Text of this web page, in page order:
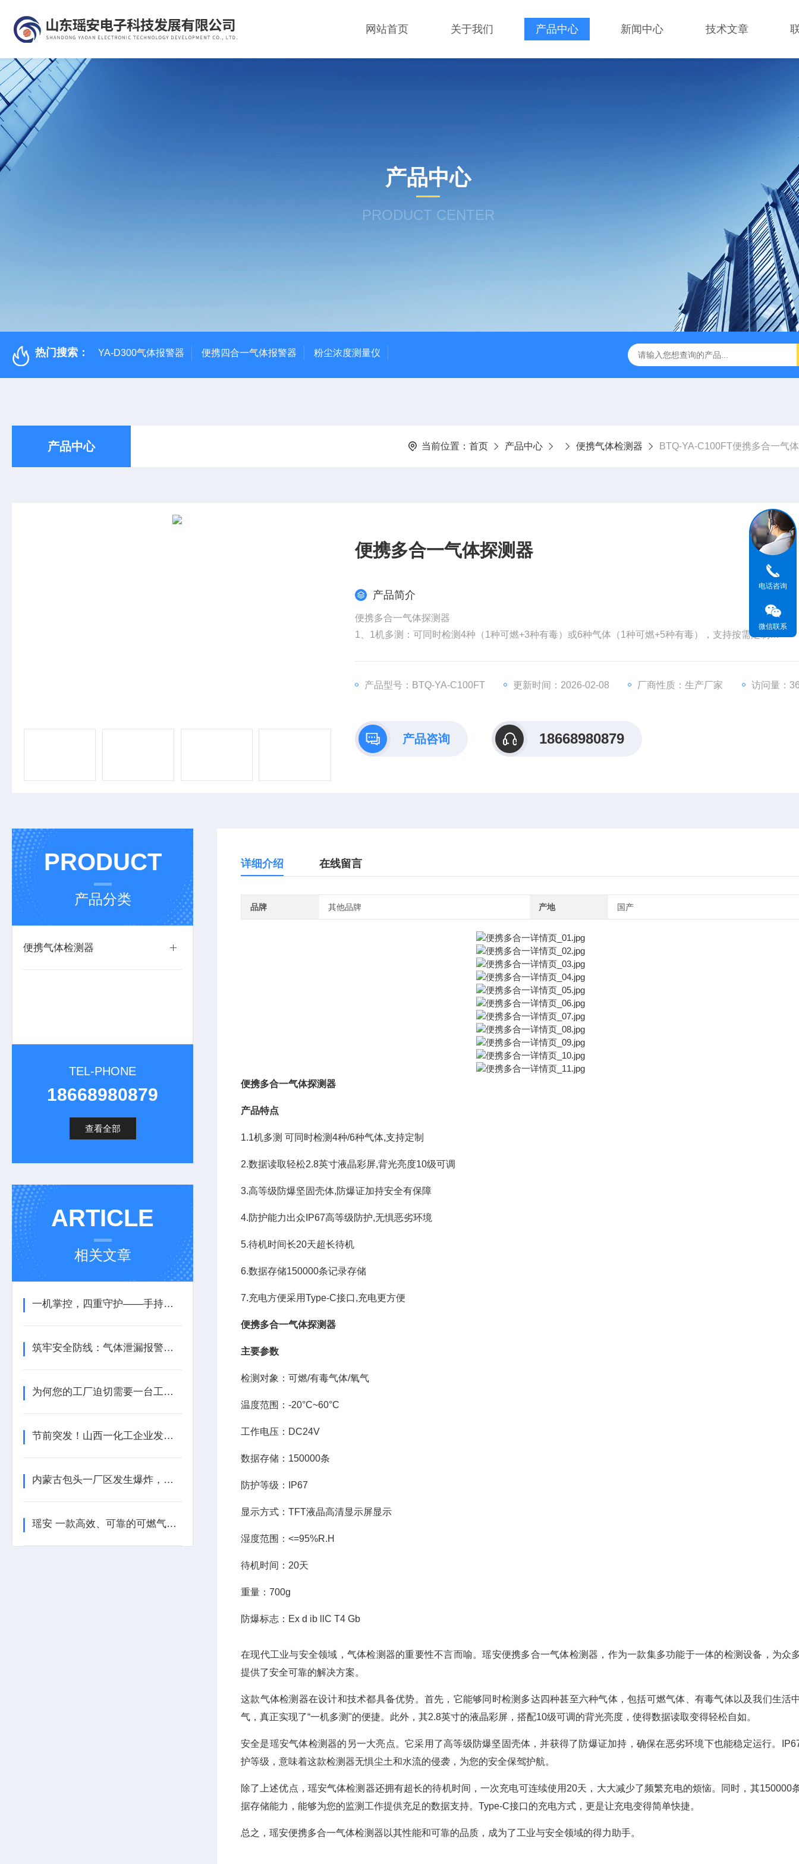
网站首页 关于我们 产品中心 新闻中心 技术文章
产品中心
PRODUCT CENTER
热门搜索： YA-D300气体报警器 便携四合一气体报警器 粉尘浓度测量仪
产品中心 当前位置： 首页 产品中心 便携气体检测器 BTQ-YA-C100FT便携多合一气
便携多合一气体探测器
产品简介
便携多合一气体探测器
1、1机多测：可同时检测4种（1种可燃+3种有毒）或6种气体（1种可燃+5种有毒），支持按需定制
3、高级别防爆：便携六合一气体检测器坚固壳体，防爆证
产品型号：BTQ-YA-C100FT 更新时间：2026-02-08 厂商性质：生产厂家 访问量：
产品咨询 18668980879
PRODUCT
产品分类
便携气体检测器
TEL-PHONE
18668980879
查看全部
ARTICLE
相关文章
一机掌控，四重守护——手持式四合一检测仪，让安全尽在“掌”握
筑牢安全防线：气体泄漏报警器如何重构风险防控新场景？
为何您的工厂迫切需要一台工业粉尘检测仪？
节前突发！山西一化工企业发生爆炸！
内蒙古包头一厂区发生爆炸，全区开展安全隐患大排查
瑶安 一款高效、可靠的可燃气体报警器
详细介绍 在线留言
品牌 其他品牌 产地 国产
便携多合一气体探测器
产品特点
1.1机多测 可同时检测4种/6种气体,支持定制
2.数据读取轻松2.8英寸液晶彩屏,背光亮度10级可调
3.高等级防爆坚固壳体,防爆证加持安全有保障
4.防护能力出众IP67高等级防护,无惧恶劣环境
5.待机时间长20天超长待机
6.数据存储150000条记录存储
7.充电方便采用Type-C接口,充电更方便
便携多合一气体探测器
主要参数
检测对象：可燃/有毒气体/氧气
温度范围：-20°C~60°C
工作电压：DC24V
数据存储：150000条
防护等级：IP67
显示方式：TFT液晶高清显示屏显示
湿度范围：<=95%R.H
待机时间：20天
重量：700g
防爆标志：Ex d ib llC T4 Gb
在现代工业与安全领域，气体检测器的重要性不言而喻。瑶安便携多合一气体检测器，作为一款集多功能于一体的检测设备，为众
提供了安全可靠的解决方案。
这款气体检测器在设计和技术都具备优势。首先，它能够同时检测多达四种甚至六种气体，包括可燃气体、有毒气体以及我们生活
气，真正实现了“一机多测"的便捷。此外，其2.8英寸的液晶彩屏，搭配10级可调的背光亮度，使得数据读取变得轻松自如。
安全是瑶安气体检测器的另一大亮点。它采用了高等级防爆坚固壳体，并获得了防爆证加持，确保在恶劣环境下也能稳定运行。
护等级，意味着这款检测器无惧尘土和水流的侵袭，为您的安全保驾护航。
除了上述优点，瑶安气体检测器还拥有超长的待机时间，一次充电可连续使用20天，大大减少了频繁充电的烦恼。同时，其150000
据存储能力，能够为您的监测工作提供充足的数据支持。Type-C接口的充电方式，更是让充电变得简单快捷。
总之，瑶安便携多合一气体检测器以其性能和可靠的品质，成为了工业与安全领域的得力助手。
电话咨询
微信联系